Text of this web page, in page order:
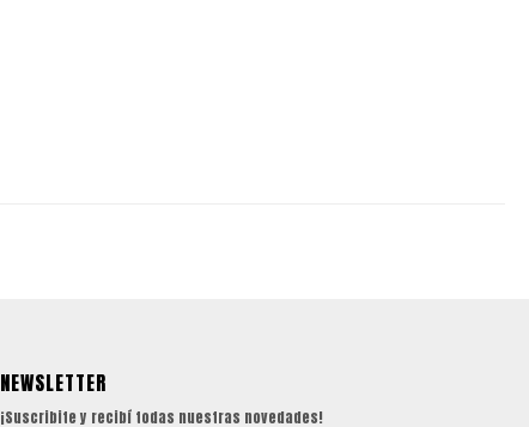
NEWSLETTER
¡Suscribite y recibí todas nuestras novedades!